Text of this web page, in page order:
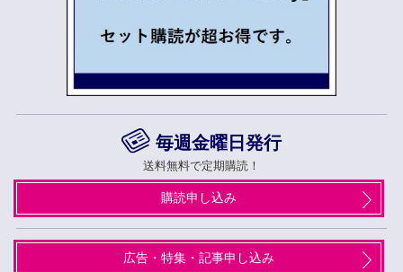
毎週金曜日発行
送料無料で定期購読！
購読申し込み
広告・特集・記事申し込み